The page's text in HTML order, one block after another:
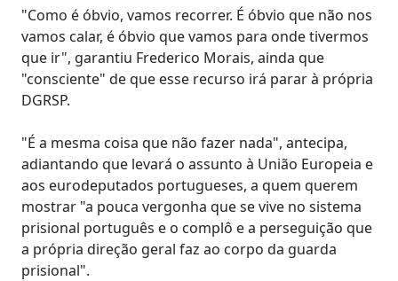
"Como é óbvio, vamos recorrer. É óbvio que não nos
vamos calar, é óbvio que vamos para onde tivermos
que ir", garantiu Frederico Morais, ainda que
"consciente" de que esse recurso irá parar à própria
DGRSP.
"É a mesma coisa que não fazer nada", antecipa,
adiantando que levará o assunto à União Europeia e
aos eurodeputados portugueses, a quem querem
mostrar "a pouca vergonha que se vive no sistema
prisional português e o complô e a perseguição que
a própria direção geral faz ao corpo da guarda
prisional".